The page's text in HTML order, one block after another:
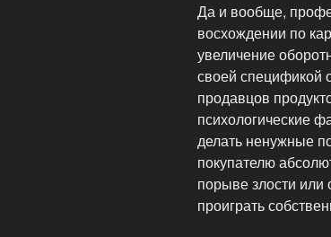
Да и вообще,
восхождении по
увеличение
своей спецификой
продавцов
психологические
делать ненужные
покупателю
порыве злости или
проиграть